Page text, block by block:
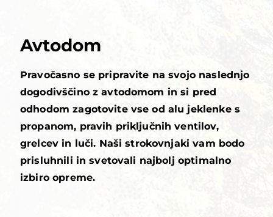
Avtodom
Pravočasno se pripravite na svojo naslednjo
dogodivščino z avtodomom in si pred
odhodom zagotovite vse od alu jeklenke s
propanom, pravih priključnih ventilov,
grelcev in luči. Naši strokovnjaki vam bodo
prisluhnili in svetovali najbolj optimalno
izbiro opreme.